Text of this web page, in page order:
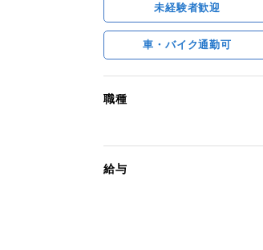
未経験者歓迎
車・バイク通勤可
職種
給与